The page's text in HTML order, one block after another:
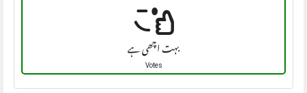
بہت اچھی ہے
Votes